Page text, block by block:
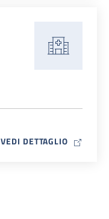
VEDI DETTAGLIO MAP ICON